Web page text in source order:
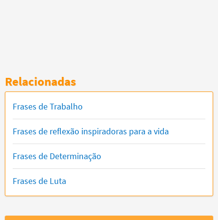
Relacionadas
Frases de Trabalho
Frases de reflexão inspiradoras para a vida
Frases de Determinação
Frases de Luta